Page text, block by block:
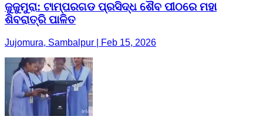
ଜୁଜୁମୁରା: ଟାମ୍ପରଗଡ ପ୍ରସିଦ୍ଧ ଶୈବ ପୀଠରେ ମହା
ଶିବରାତ୍ରି ପାଳିତ
Jujomura, Sambalpur | Feb 15, 2026